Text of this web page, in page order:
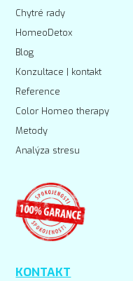
Chytré rady
HomeoDetox
Blog
Konzultace | kontakt
Reference
Color Homeo therapy
Metody
Analýza stresu
KONTAKT